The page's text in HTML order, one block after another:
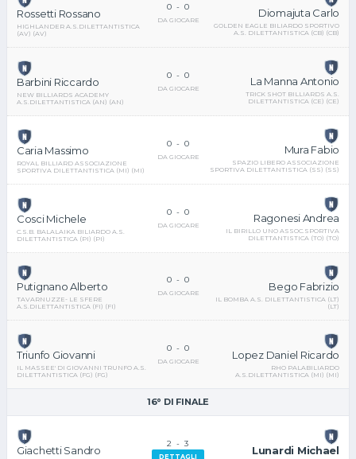
Rossetti Rossano
HIGHLANDER A.S.DILETTANTISTICA
(AV) (AV)
0 - 0
DA GIOCARE
Diomajuta Carlo
GOLDEN EAGLE BILIARDO SPORTIVO
A.S. DILETTANTISTICA (CB) (CB)
Barbini Riccardo
NEW BILLIARDS ACADEMY
A.S.DILETTANTISTICA (AN) (AN)
0 - 0
DA GIOCARE
La Manna Antonio
TRICK SHOT BILLIARDS A.S.
DILETTANTISTICA (CE) (CE)
Caria Massimo
ROYAL BILLIARD ASSOCIAZIONE
SPORTIVA DILETTANTISTICA (MI) (MI)
0 - 0
DA GIOCARE
Mura Fabio
SPAZIO LIBERO ASSOCIAZIONE
SPORTIVA DILETTANTISTICA (SS) (SS)
Cosci Michele
C.S.B. BALALAIKA BILIARDO A.S.
DILETTANTISTICA (PI) (PI)
0 - 0
DA GIOCARE
Ragonesi Andrea
IL BIRILLO UNO ASSOC.SPORTIVA
DILETTANTISTICA (TO) (TO)
Putignano Alberto
TAVARNUZZE- LE SFERE
A.S.DILETTANTISTICA (FI) (FI)
0 - 0
DA GIOCARE
Bego Fabrizio
IL BOMBA A.S. DILETTANTISTICA (LT)
(LT)
Triunfo Giovanni
IL MASSEE' DI GIOVANNI TRUNFO A.S.
DILETTANTISTICA (FG) (FG)
0 - 0
DA GIOCARE
Lopez Daniel Ricardo
RHO PALABILIARDO
A.S.DILETTANTISTICA (MI) (MI)
16° DI FINALE
Giachetti Sandro
2 -3
DETTAGLI
Lunardi Michael